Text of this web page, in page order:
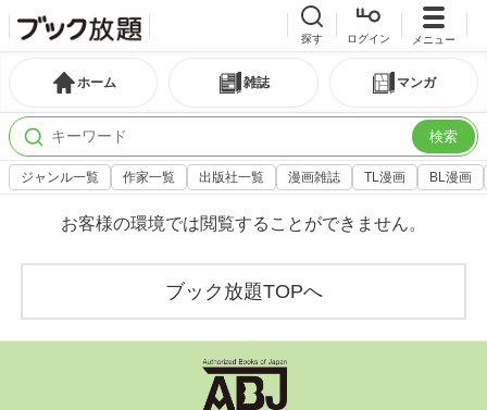
探す ログイン メニュー
ホーム 雑誌 マンガ
検索
ジャンル一覧 作家一覧 出版社一覧 漫画雑誌 TL漫画 BL漫画
お客様の環境では閲覧することができません。
ブック放題TOPへ